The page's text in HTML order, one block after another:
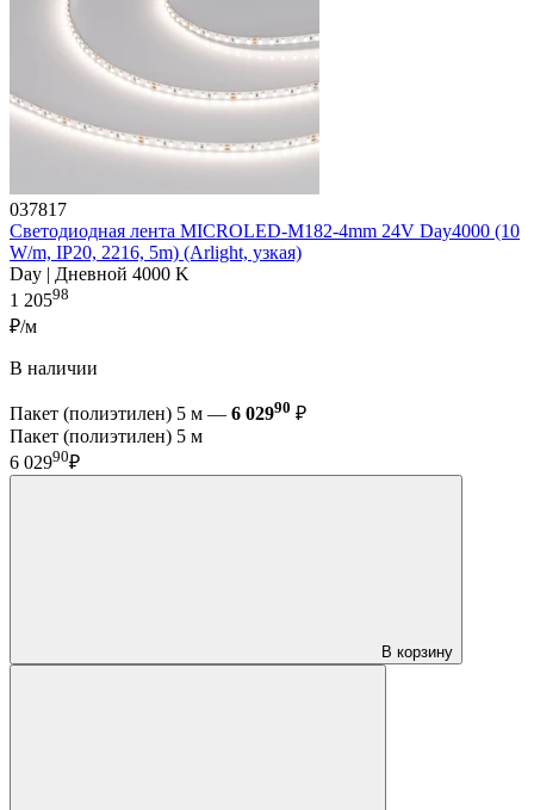
037817
Светодиодная лента MICROLED-M182-4mm 24V Day4000 (10
W/m, IP20, 2216, 5m) (Arlight, узкая)
Day | Дневной 4000 K
1 20598
₽/м
В наличии
Пакет (полиэтилен) 5 м — 6 02990 ₽
Пакет (полиэтилен) 5 м
6 02990₽
В корзину